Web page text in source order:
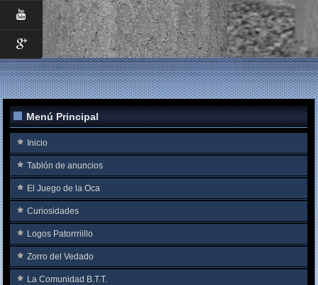
Menú Principal
Inicio
Tablón de anuncios
El Juego de la Oca
Curiosidades
Logos Patorrriillo
Zorro del Vedado
La Comunidad B.T.T.